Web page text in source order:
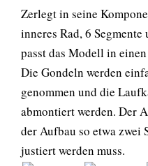
Zerlegt in seine
inneres Rad, 6
passt das Modell in
Die Gondeln werden
genommen und die
abmontiert werden. Der
der Aufbau so etwa zwei
justiert werden muss.